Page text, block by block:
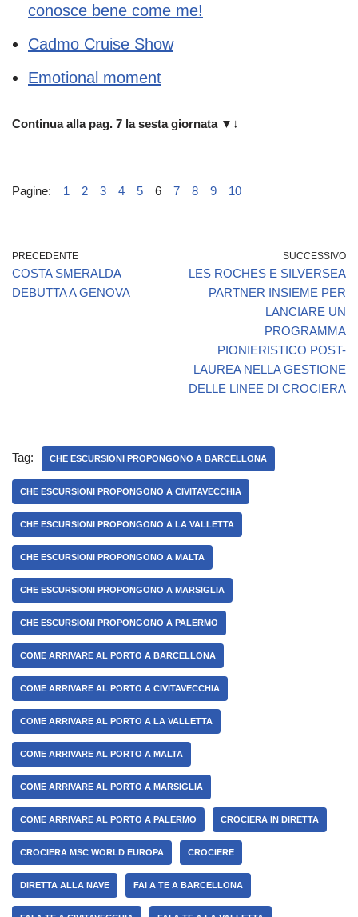
conosce bene come me!
Cadmo Cruise Show
Emotional moment
Continua alla pag. 7 la sesta giornata ▼↓
Pagine: 1 2 3 4 5 6 7 8 9 10
PRECEDENTE
COSTA SMERALDA
DEBUTTA A GENOVA
SUCCESSIVO
LES ROCHES E SILVERSEA
PARTNER INSIEME PER
LANCIARE UN
PROGRAMMA
PIONIERISTICO POST-
LAUREA NELLA GESTIONE
DELLE LINEE DI CROCIERA
Tag: CHE ESCURSIONI PROPONGONO A BARCELLONA
CHE ESCURSIONI PROPONGONO A CIVITAVECCHIA
CHE ESCURSIONI PROPONGONO A LA VALLETTA
CHE ESCURSIONI PROPONGONO A MALTA
CHE ESCURSIONI PROPONGONO A MARSIGLIA
CHE ESCURSIONI PROPONGONO A PALERMO
COME ARRIVARE AL PORTO A BARCELLONA
COME ARRIVARE AL PORTO A CIVITAVECCHIA
COME ARRIVARE AL PORTO A LA VALLETTA
COME ARRIVARE AL PORTO A MALTA
COME ARRIVARE AL PORTO A MARSIGLIA
COME ARRIVARE AL PORTO A PALERMO CROCIERA IN DIRETTA
CROCIERA MSC WORLD EUROPA CROCIERE
DIRETTA ALLA NAVE FAI A TE A BARCELLONA